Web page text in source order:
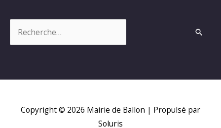
Copyright © 2026 Mairie de Ballon | Propulsé par
Soluris